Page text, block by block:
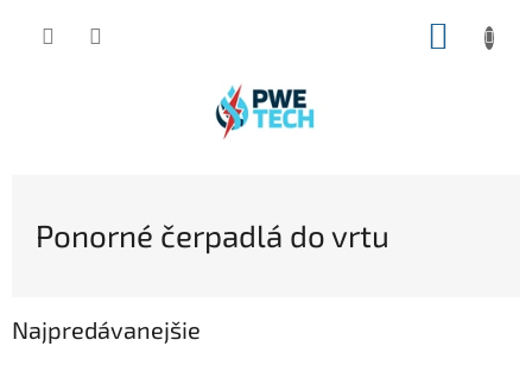
Ponorné čerpadlá do vrtu
Najpredávanejšie